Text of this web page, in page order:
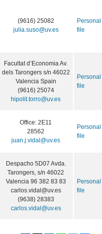
(9616) 25082
julia.suso@uv.es
Personal
file
Facultat d’Economia Av.
dels Tarongers s/n 46022
Valencia Spain
(9616) 25074
hipolit.torro@uv.es
Personal
file
Office: 2E11
28562
juan.j.vidal@uv.es
Personal
file
Despacho 5D07 Avda.
Tarongers, s/n 46022
Valencia 96 382 83 83
carlos.vidal@uv.es
(9638) 28383
carlos.vidal@uv.es
Personal
file